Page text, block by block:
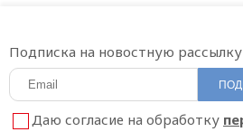
Подписка на новостную рассылку
Даю согласие на обработку